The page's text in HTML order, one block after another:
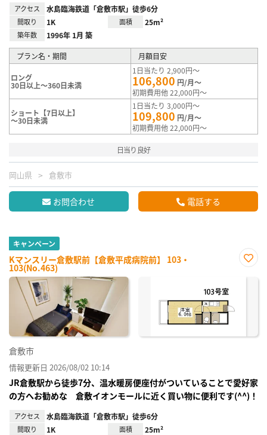
アクセス 水島臨海鉄道「倉敷市駅」徒歩6分
間取り 1K 面積 25m²
築年数 1996年 1月 築
プラン名・期間 月額目安
ロング
30日以上～360日未満
1日当たり 2,900円～
106,800 円/月～
初期費用他 22,000円～
ショート【7日以上】
～30日未満
1日当たり 3,000円～
109,800 円/月～
初期費用他 22,000円～
日当り良好
岡山県 倉敷市
お問合わせ 電話する
キャンペーン
Kマンスリー倉敷駅前【倉敷平成病院前】 103・
103(No.463)
に入
倉敷市
情報更新日 2026/08/02 10:14
JR倉敷駅から徒歩7分、温水暖房便座付がついていることで愛好家
の方へお勧めな 倉敷イオンモールに近く買い物に便利です(^^)！
アクセス 水島臨海鉄道「倉敷市駅」徒歩6分
間取り 1K 面積 25m²